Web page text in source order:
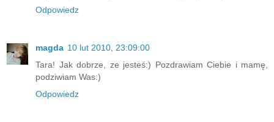
Odpowiedz
magda 10 lut 2010, 23:09:00
Tara! Jak dobrze, ze jesteś:) Pozdrawiam Ciebie i mamę,
podziwiam Was:)
Odpowiedz